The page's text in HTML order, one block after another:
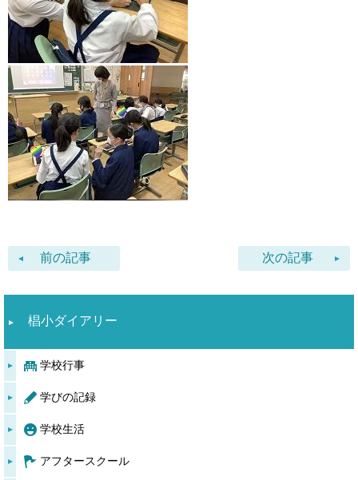
前の記事 次の記事
椙小ダイアリー
学校行事
学びの記録
学校生活
アフタースクール